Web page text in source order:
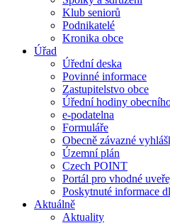
Klub seniorů
Podnikatelé
Kronika obce
Úřad
Úřední deska
Povinné informace
Zastupitelstvo obce
Úřední hodiny
e-podatelna
Formuláře
Obecně závazné
Územní plán
Czech POINT
Portál pro vhodné
Poskytnuté informace
Aktuálně
Aktuality